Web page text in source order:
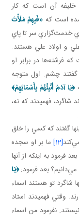
آن است که کار
است که «فَبِهِمْ مَلَأْتَ
خدمت‌گزاري سر تا پاي
علي و اولاد علي هستند.
فرشته‌ها در برابر او
چشم. اول متوجه
﴿يَا آدَمُ أَنْبِئْهُمْ بِأَسْمَائِهِمْ﴾
فهميدند که نه،
گفتند که کسي را خلق
[12]
ما بر او سجده
فرمود به اينکه از آنها
بعد فرمود:﴿يَا
شاگرد تو هستند اسماء
وقتي فهميدند استاد
نفرمود من اسماء